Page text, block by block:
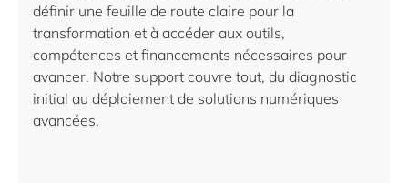
définir une feuille de route claire pour la
transformation et à accéder aux outils,
compétences et financements nécessaires pour
avancer. Notre support couvre tout, du diagnostic
initial au déploiement de solutions numériques
avancées.